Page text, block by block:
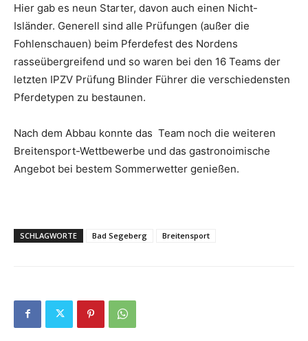
Hier gab es neun Starter, davon auch einen Nicht-
Isländer. Generell sind alle Prüfungen (außer die
Fohlenschauen) beim Pferdefest des Nordens
rasseübergreifend und so waren bei den 16 Teams der
letzten IPZV Prüfung Blinder Führer die verschiedensten
Pferdetypen zu bestaunen.
Nach dem Abbau konnte das Team noch die weiteren
Breitensport-Wettbewerbe und das gastronoimische
Angebot bei bestem Sommerwetter genießen.
SCHLAGWORTE Bad Segeberg Breitensport